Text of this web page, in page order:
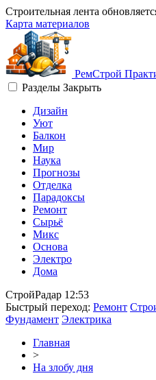
Строительная лента
Карта материалов
РемСтрой
Разделы Закрыть
Дизайн
Уют
Балкон
Мир
Наука
Прогнозы
Отделка
Парадоксы
Ремонт
Сырьё
Микс
Основа
Электро
Дома
СтройРадар 12:53
Быстрый переход: Ремонт
Фундамент Электрика
Главная
>
На злобу дня